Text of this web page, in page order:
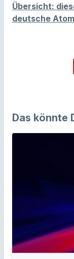
Übersicht:
deutsche
Das könnte